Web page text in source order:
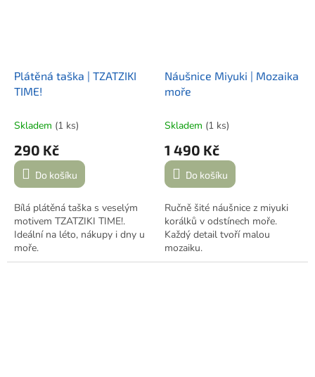
Plátěná taška | TZATZIKI
TIME!
Skladem (1 ks)
290 Kč
Do košíku
Bílá plátěná taška s veselým
motivem TZATZIKI TIME!.
Ideální na léto, nákupy i dny u
moře.
Náušnice Miyuki | Mozaika
moře
Skladem (1 ks)
1 490 Kč
Do košíku
Ručně šité náušnice z miyuki
korálků v odstínech moře.
Každý detail tvoří malou
mozaiku.